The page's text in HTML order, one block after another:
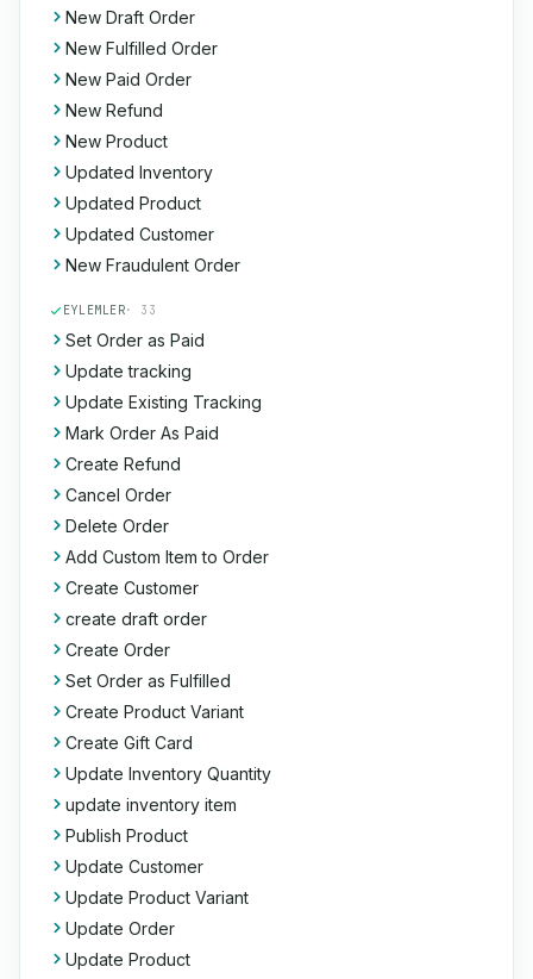
New Draft Order
New Fulfilled Order
New Paid Order
New Refund
New Product
Updated Inventory
Updated Product
Updated Customer
New Fraudulent Order
EYLEMLER· 33
Set Order as Paid
Update tracking
Update Existing Tracking
Mark Order As Paid
Create Refund
Cancel Order
Delete Order
Add Custom Item to Order
Create Customer
create draft order
Create Order
Set Order as Fulfilled
Create Product Variant
Create Gift Card
Update Inventory Quantity
update inventory item
Publish Product
Update Customer
Update Product Variant
Update Order
Update Product